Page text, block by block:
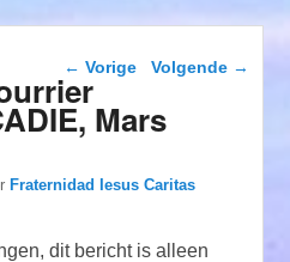
Berichtnavigatie
← Vorige Volgende →
Mars
Fraternidad Iesus Caritas
dit bericht is alleen